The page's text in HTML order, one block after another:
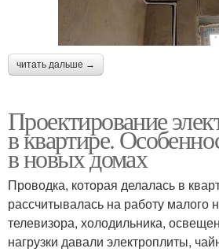
читать дальше →
Проектирование
в квартире.
в новых домах
Проводка, которая делалась в
рассчитывалась на работу малого
телевизора, холодильника,
нагрузки давали электроплиты,